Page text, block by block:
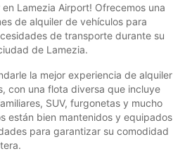
en Lamezia Airport! Ofrecemos una
de alquiler de vehículos para
de transporte durante su
de Lamezia.
la mejor experiencia de alquiler
con una flota diversa que incluye
SUV, furgonetas y mucho
están bien mantenidos y equipados
para garantizar su comodidad